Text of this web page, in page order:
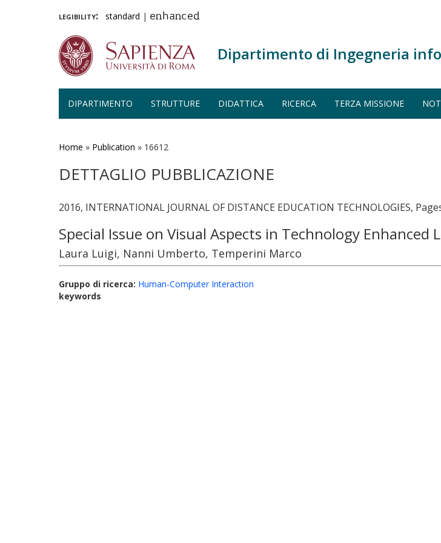
legibility: standard | enhanced
Dipartimento di Ingegneria
DIPARTIMENTO STRUTTURE DIDATTICA RICERCA TERZA MISSIONE
Home » Publication » 16612
DETTAGLIO PUBBLICAZIONE
2016, INTERNATIONAL JOURNAL OF DISTANCE EDUCATION TECHNOLOGIES,
Special Issue on Visual Aspects in Technology Enhanced
Laura Luigi, Nanni Umberto, Temperini Marco
Gruppo di ricerca: Human-Computer Interaction
keywords